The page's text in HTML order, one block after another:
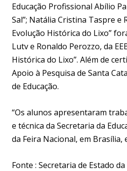
Educação Profissional Abílio
Sal”; Natália Cristina Taspre
Evolução Histórica do Lixo”
Lutv e Ronaldo Perozzo, da
Histórica do Lixo”. Além de
Apoio à Pesquisa de Santa
de Educação.
“Os alunos apresentaram
e técnica da Secretaria da
da Feira Nacional, em
Fonte : Secretaria de Estado da